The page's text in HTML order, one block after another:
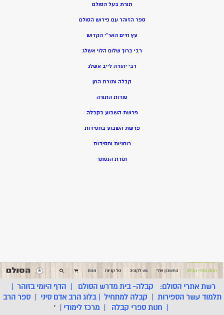
תורת בעל הסולם
ספר הזוהר עם פירוש הסולם
עץ חיים האר”י הקדוש
רבי ברוך שלום הלוי אשלג
רבי יהודה לייב אשלג
קבלה ותורת החן
סודות התורה
פרשת השבוע בקבלה
פרשת השבוע בחסידות
רוחניות וחסידות
תורת הנסתר
רשת אתרי הסולם: קבלה- בית מדרש הסולם |הדף היומי בזוהר |
תלמוד עשר הספירות | קבלה למתחיל |בלוג הרב אדם סיני |ספר הרב
| חנות ספרי קבלה | מרכז לימודי |
'